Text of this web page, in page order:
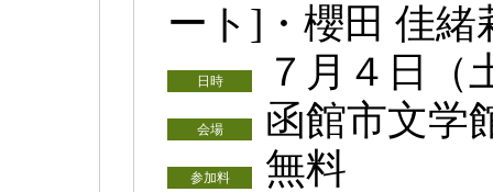
ート]・櫻田 佳
日時 ７月４日（
会場 函館市文学
参加料 無料